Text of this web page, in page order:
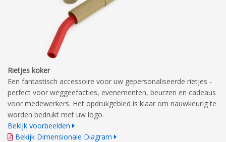
Rietjes koker
Een fantastisch accessoire voor uw gepersonaliseerde rietjes -
perfect voor weggeefacties, evenementen, beurzen en cadeaus
voor medewerkers. Het opdrukgebied is klaar om nauwkeurig te
worden bedrukt met uw logo.
Bekijk voorbeelden
Bekijk Dimensionale Diagram